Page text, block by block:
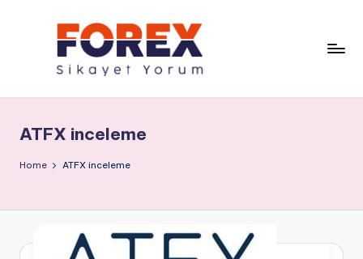
ATFX inceleme
Home ATFX inceleme